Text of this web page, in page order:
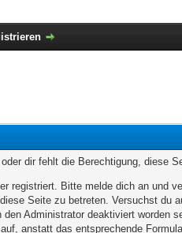
dir fehlt die Berechtigung, diese
registriert. Bitte melde dich an und
Seite zu betreten. Versuchst du
den Administrator deaktiviert worden
anstatt das entsprechende